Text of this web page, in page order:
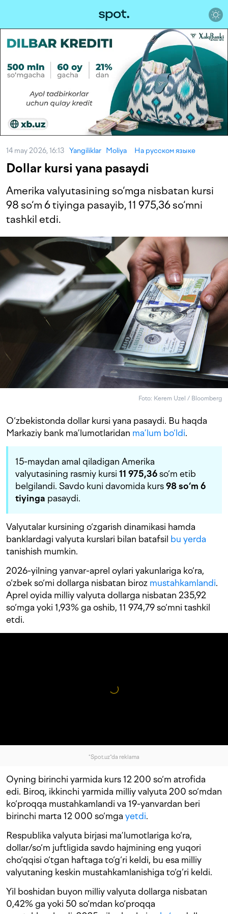
14 may 2026, 16:13 Yangiliklar Moliya На русском языке
Dollar kursi yana pasaydi
Amerika valyutasining so‘mga nisbatan kursi
98 so‘m 6 tiyinga pasayib, 11 975,36 so‘mni
tashkil etdi.
Foto: Kerem Uzel / Bloomberg
O‘zbekistonda dollar kursi yana pasaydi. Bu haqda
Markaziy bank ma’lumotlaridan ma’lum bo‘ldi.
15-maydan amal qiladigan Amerika
valyutasining rasmiy kursi 11 975,36so‘m etib
belgilandi. Savdo kuni davomida kurs98 so‘m 6
tiyinga pasaydi.
Valyutalar kursining o‘zgarish dinamikasi hamda
banklardagi valyuta kurslari bilan batafsil bu yerda
tanishish mumkin.
2026-yilning yanvar-aprel oylari yakunlariga ko‘ra,
o‘zbek so‘mi dollarga nisbatan biroz mustahkamlandi.
Aprel oyida milliy valyuta dollarga nisbatan 235,92
so‘mga yoki 1,93% ga oshib, 11 974,79 so‘mni tashkil
etdi.
"Spot.uz"da reklama
Oyning birinchi yarmida kurs 12 200 so‘m atrofida
edi. Biroq, ikkinchi yarmida milliy valyuta 200 so‘mdan
ko‘proqqa mustahkamlandi va 19-yanvardan beri
birinchi marta 12 000 so‘mga yetdi.
Respublika valyuta birjasi ma’lumotlariga ko‘ra,
dollar/so‘m juftligida savdo hajmining eng yuqori
cho‘qqisi o‘tgan haftaga to‘g‘ri keldi, bu esa milliy
valyutaning keskin mustahkamlanishiga to‘g‘ri keldi.
Yil boshidan buyon milliy valyuta dollarga nisbatan
0,42% ga yoki 50 so‘mdan ko‘proqqa